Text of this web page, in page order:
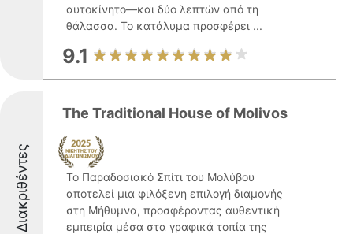
αυτοκίνητο—και δύο λεπτών από τη
θάλασσα. Το κατάλυμα προσφέρει ...
9.1
Διακριθέντες
The Traditional House of Molivos
Το Παραδοσιακό Σπίτι του Μολύβου
αποτελεί μια φιλόξενη επιλογή διαμονής
στη Μήθυμνα, προσφέροντας αυθεντική
εμπειρία μέσα στα γραφικά τοπία της